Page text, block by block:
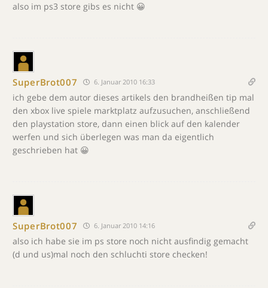
also im ps3 store gibs es nicht 😀
SuperBrot007 6. Januar 2010 16:33
ich gebe dem autor dieses artikels den brandheißen tip mal
den xbox live spiele marktplatz aufzusuchen, anschließend
den playstation store, dann einen blick auf den kalender
werfen und sich überlegen was man da eigentlich
geschrieben hat 😀
SuperBrot007 6. Januar 2010 14:16
also ich habe sie im ps store noch nicht ausfindig gemacht
(d und us)mal noch den schluchti store checken!